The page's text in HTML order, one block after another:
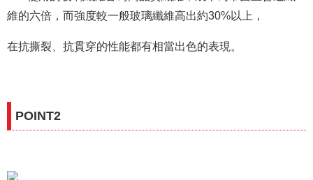
維的六倍，而強度較一般玻璃纖維高出約30%以上，
在抗撕裂、抗貫穿的性能都有相當出色的表現。
POINT2